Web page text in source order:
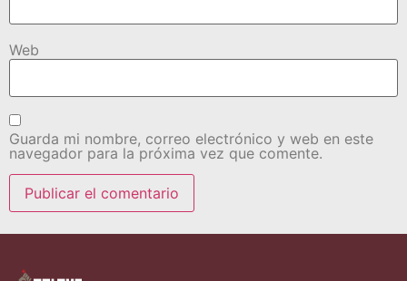
Web
Guarda mi nombre, correo electrónico y web en este
navegador para la próxima vez que comente.